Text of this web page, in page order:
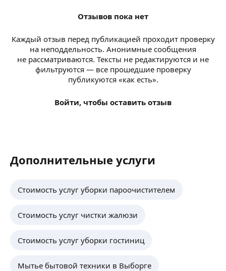
Отзывов пока нет
Каждый отзыв перед публикацией проходит проверку
на неподдельность. Анонимные сообщения
не рассматриваются. Тексты не редактируются и не
фильтруются — все прошедшие проверку
публикуются «как есть».
Войти, чтобы оставить отзыв
Дополнительные услуги
Стоимость услуг уборки пароочистителем
Стоимость услуг чистки жалюзи
Стоимость услуг уборки гостиниц
Мытье бытовой техники в Выборге